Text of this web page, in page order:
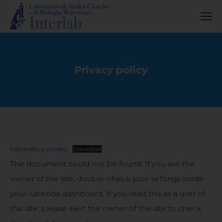
Privacy policy
Informativa-privacy Download
The document could not be found. If you are the
owner of the site, double-check your settings inside
your iubenda dashboard. If you read this as a user of
this site, please alert the owner of the site to check